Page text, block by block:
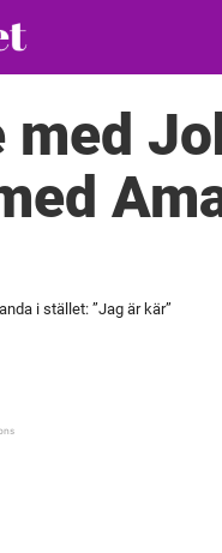
i stället: ”Jag är kär”